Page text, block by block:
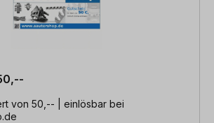
von 50,-- | einlösbar bei